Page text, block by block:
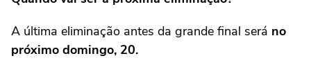
A última eliminação antes da grande final será no
próximo domingo, 20.